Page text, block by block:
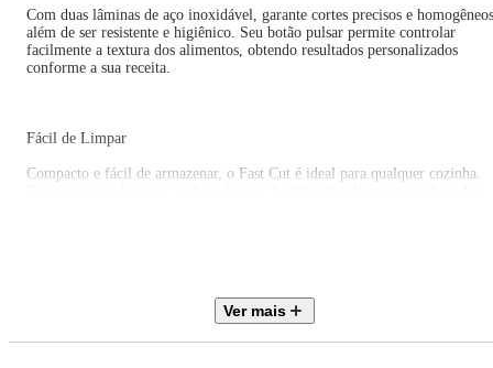
Com duas lâminas de aço inoxidável, garante cortes precisos e
além de ser resistente e higiênico. Seu botão pulsar permite controlar
facilmente a textura dos alimentos, obtendo resultados personalizados
conforme a sua receita.
Fácil de Limpar
Compacto e fácil de armazenar, o Fast Cut é ideal para qualquer cozinha.
Conta ainda com um Sistema Triplo de Segurança, composto por fusível,
termostato e trava de acionamento, que impede o funcionamento sem a
Ver mais